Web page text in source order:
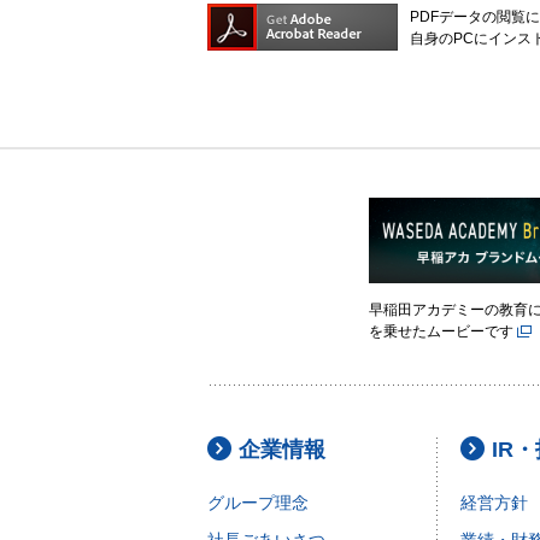
PDFデータの閲覧
自身のPCにインス
早稲田アカデミーの教育
を乗せたムービーです
企業情報
グループ理念
IR
経営方針